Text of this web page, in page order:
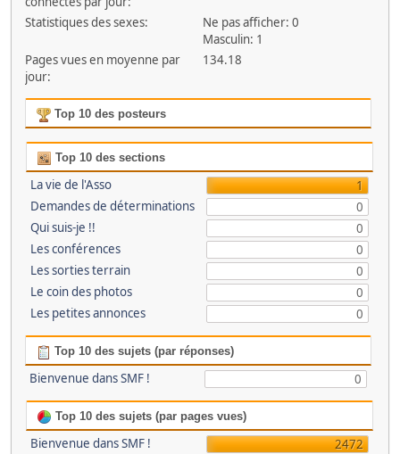
Statistiques des sexes:
Ne pas afficher: 0
Masculin: 1
Pages vues en moyenne par
jour:
134.18
Top 10 des posteurs
Top 10 des sections
La vie de l'Asso
1
Demandes de déterminations
0
Qui suis-je !!
0
Les conférences
0
Les sorties terrain
0
Le coin des photos
0
Les petites annonces
0
Top 10 des sujets (par réponses)
Bienvenue dans SMF ! 0
Top 10 des sujets (par pages vues)
Bienvenue dans SMF ! 2472